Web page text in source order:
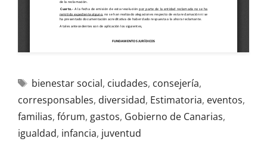
bienestar social, ciudades, consejería,
corresponsables, diversidad, Estimatoria, eventos,
familias, fórum, gastos, Gobierno de Canarias,
igualdad, infancia, juventud